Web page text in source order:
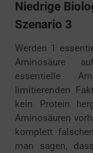
Niedrige
Szenario 3
Werden 1
Aminosäure
essentielle
limitierenden
kein Protein
Aminosäuren
komplett
man sagen,